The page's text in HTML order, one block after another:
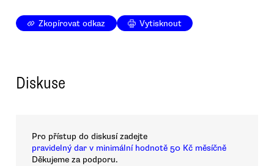
Zkopírovat odkaz Vytisknout
Diskuse
Pro přístup do diskusí zadejte
pravidelný dar v minimální hodnotě 50 Kč měsíčně
Děkujeme za podporu.